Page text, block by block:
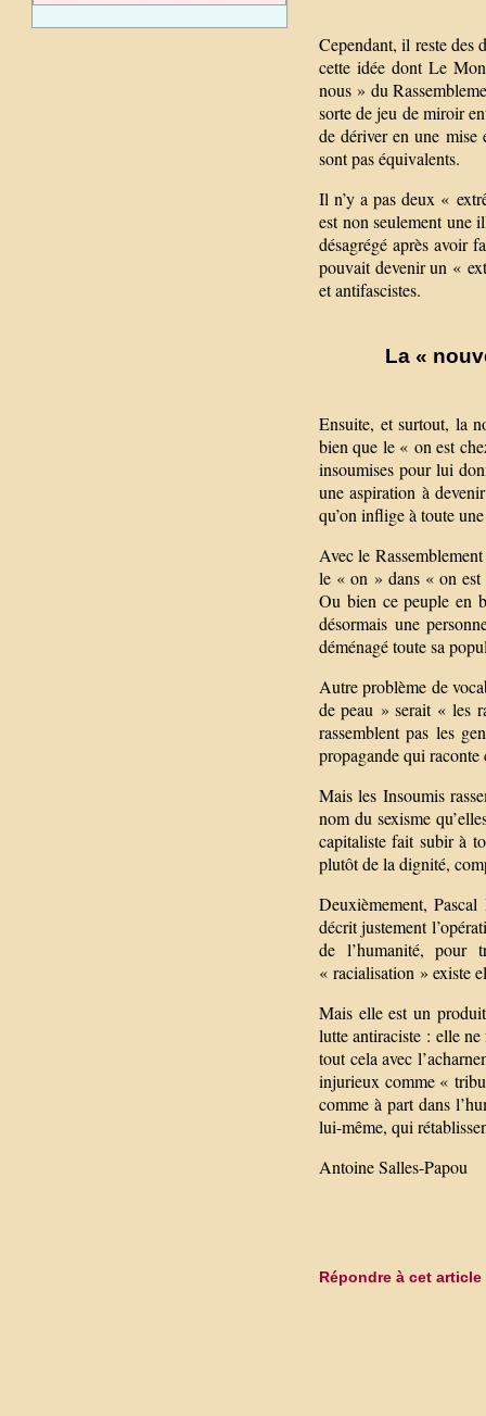
Cependant, il reste des
cette idée dont Le
nous » du
sorte de jeu de miroir
de dériver en une mise
sont pas équivalents.
Il n’y a pas deux «
est non seulement une
désagrégé après avoir
pouvait devenir un «
et antifascistes.
La «
Ensuite, et surtout, la
bien que le « on est
insoumises pour lui
une aspiration à
qu’on inflige à toute
Avec le
le « on » dans « on est
Ou bien ce peuple en
désormais une
déménagé toute sa
Autre problème de
de peau » serait « les
rassemblent pas les
propagande qui
Mais les Insoumis
nom du sexisme
capitaliste fait subir à
plutôt de la dignité,
Deuxièmement,
décrit justement
de l’humanité, pour
« racialisation » existe
Mais elle est un
lutte antiraciste : elle
tout cela avec
injurieux comme «
comme à part dans
lui-même, qui
Antoine Salles-Papou
Répondre à cet article